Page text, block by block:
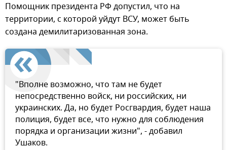
Помощник президента РФ допустил, что на
территории, с которой уйдут ВСУ, может быть
создана демилитаризованная зона.
"Вполне возможно, что там не будет
непосредственно войск, ни российских, ни
украинских. Да, но будет Росгвардия, будет наша
полиция, будет все, что нужно для соблюдения
порядка и организации жизни", - добавил
Ушаков.